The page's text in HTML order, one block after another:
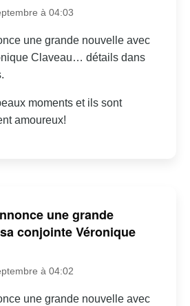
à 04:03
une grande nouvelle avec
Claveau… détails dans
moments et ils sont
amoureux!
une grande
conjointe Véronique
à 04:02
une grande nouvelle avec